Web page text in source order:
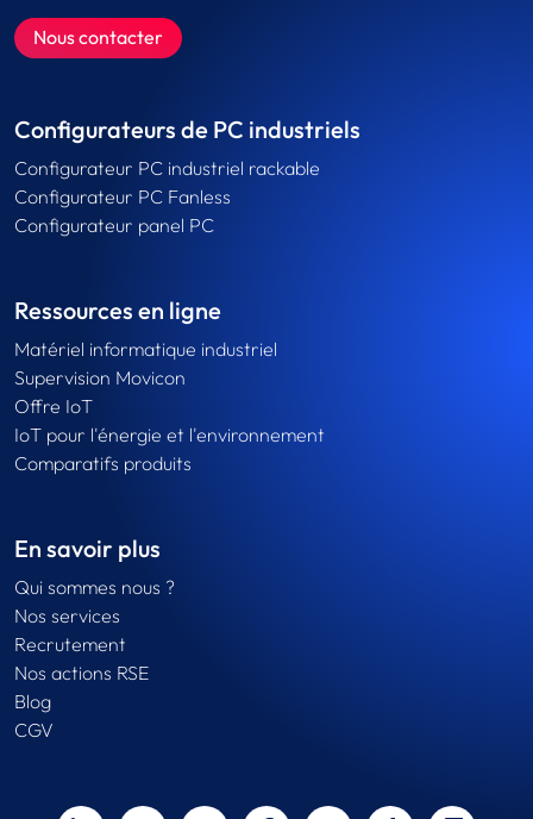
Nous contacter
Configurateurs de PC industriels
Configurateur PC industriel rackable
Configurateur PC Fanless
Configurateur panel PC
Ressources en ligne
Matériel informatique industriel
Supervision Movicon
Offre IoT
IoT pour l'énergie et l'environnement
Comparatifs produits
En savoir plus
Qui sommes nous ?
Nos services
Recrutement
Nos actions RSE
Blog
CGV